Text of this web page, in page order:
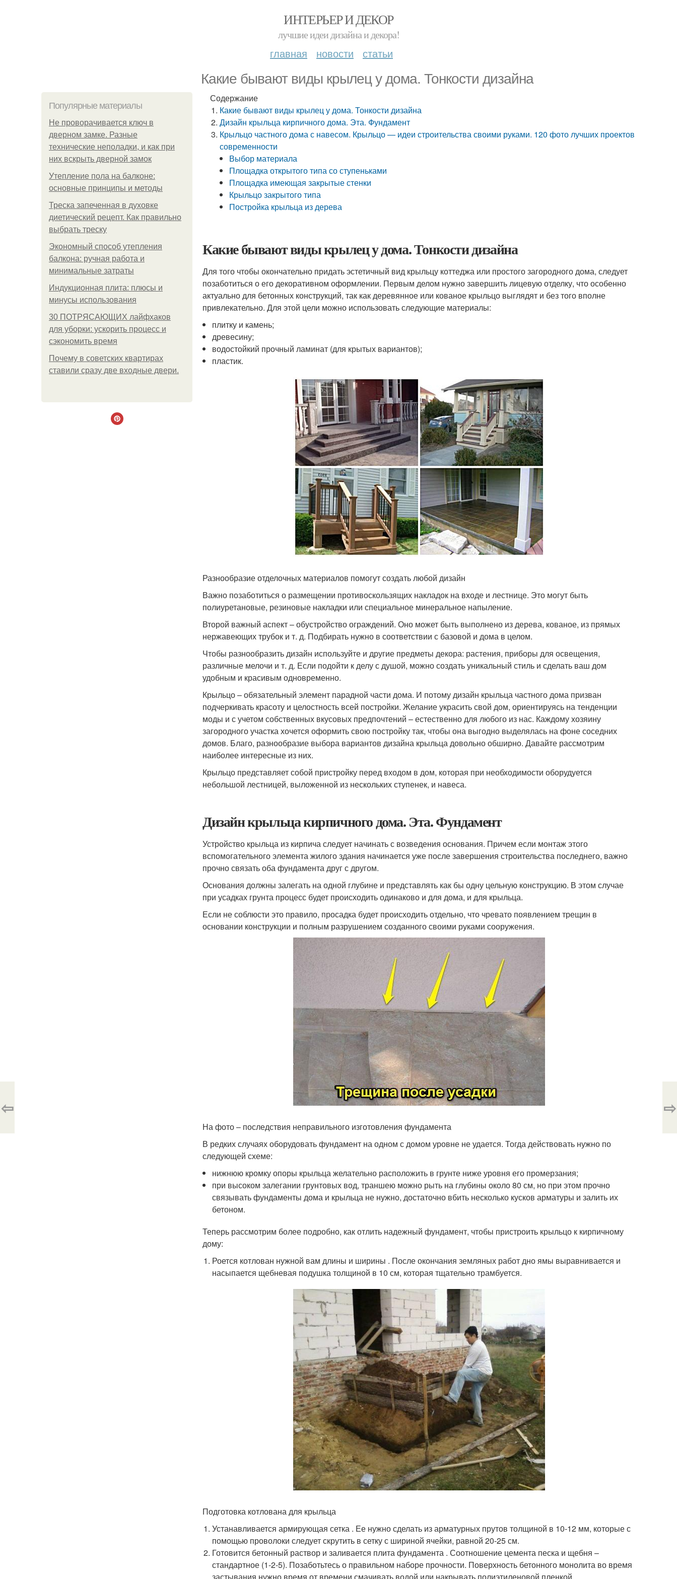
ИНТЕРЬЕР И ДЕКОР
лучшие идеи дизайна и декора!
главная новости статьи
Какие бывают виды крылец у дома. Тонкости дизайна
Популярные материалы
Не проворачивается ключ в
дверном замке. Разные
технические неполадки, и как при
них вскрыть дверной замок
Утепление пола на балконе:
основные принципы и методы
Треска запеченная в духовке
диетический рецепт. Как правильно
выбрать треску
Экономный способ утепления
балкона: ручная работа и
минимальные затраты
Индукционная плита: плюсы и
минусы использования
30 ПОТРЯСАЮЩИХ лайфхаков
для уборки: ускорить процесс и
сэкономить время
Почему в советских квартирах
ставили сразу две входные двери.
Содержание
Какие бывают виды крылец у дома. Тонкости дизайна
Дизайн крыльца кирпичного дома. Эта. Фундамент
Крыльцо частного дома с навесом. Крыльцо — идеи строительства своими руками. 120 фото лучших проектов
современности
Выбор материала
Площадка открытого типа со ступеньками
Площадка имеющая закрытые стенки
Крыльцо закрытого типа
Постройка крыльца из дерева
Какие бывают виды крылец у дома. Тонкости дизайна
Для того чтобы окончательно придать эстетичный вид крыльцу коттеджа или простого загородного дома, следует
позаботиться о его декоративном оформлении. Первым делом нужно завершить лицевую отделку, что особенно
актуально для бетонных конструкций, так как деревянное или кованое крыльцо выглядят и без того вполне
привлекательно. Для этой цели можно использовать следующие материалы:
плитку и камень;
древесину;
водостойкий прочный ламинат (для крытых вариантов);
пластик.
Разнообразие отделочных материалов помогут создать любой дизайн
Важно позаботиться о размещении противоскользящих накладок на входе и лестнице. Это могут быть
полиуретановые, резиновые накладки или специальное минеральное напыление.
Второй важный аспект – обустройство ограждений. Оно может быть выполнено из дерева, кованое, из прямых
нержавеющих трубок и т. д. Подбирать нужно в соответствии с базовой и дома в целом.
Чтобы разнообразить дизайн используйте и другие предметы декора: растения, приборы для освещения,
различные мелочи и т. д. Если подойти к делу с душой, можно создать уникальный стиль и сделать ваш дом
удобным и красивым одновременно.
Крыльцо – обязательный элемент парадной части дома. И потому дизайн крыльца частного дома призван
подчеркивать красоту и целостность всей постройки. Желание украсить свой дом, ориентируясь на тенденции
моды и с учетом собственных вкусовых предпочтений – естественно для любого из нас. Каждому хозяину
загородного участка хочется оформить свою постройку так, чтобы она выгодно выделялась на фоне соседних
домов. Благо, разнообразие выбора вариантов дизайна крыльца довольно обширно. Давайте рассмотрим
наиболее интересные из них.
Крыльцо представляет собой пристройку перед входом в дом, которая при необходимости оборудуется
небольшой лестницей, выложенной из нескольких ступенек, и навеса.
Дизайн крыльца кирпичного дома. Эта. Фундамент
Устройство крыльца из кирпича следует начинать с возведения основания. Причем если монтаж этого
вспомогательного элемента жилого здания начинается уже после завершения строительства последнего, важно
прочно связать оба фундамента друг с другом.
Основания должны залегать на одной глубине и представлять как бы одну цельную конструкцию. В этом случае
при усадках грунта процесс будет происходить одинаково и для дома, и для крыльца.
Если не соблюсти это правило, просадка будет происходить отдельно, что чревато появлением трещин в
основании конструкции и полным разрушением созданного своими руками сооружения.
На фото – последствия неправильного изготовления фундамента
В редких случаях оборудовать фундамент на одном с домом уровне не удается. Тогда действовать нужно по
следующей схеме:
нижнюю кромку опоры крыльца желательно расположить в грунте ниже уровня его промерзания;
при высоком залегании грунтовых вод, траншею можно рыть на глубины около 80 см, но при этом прочно
связывать фундаменты дома и крыльца не нужно, достаточно вбить несколько кусков арматуры и залить их
бетоном.
Теперь рассмотрим более подробно, как отлить надежный фундамент, чтобы пристроить крыльцо к кирпичному
дому:
Роется котлован нужной вам длины и ширины . После окончания земляных работ дно ямы выравнивается и
насыпается щебневая подушка толщиной в 10 см, которая тщательно трамбуется.
Подготовка котлована для крыльца
Устанавливается армирующая сетка . Ее нужно сделать из арматурных прутов толщиной в 10-12 мм, которые с
помощью проволоки следует скрутить в сетку с шириной ячейки, равной 20-25 см.
Готовится бетонный раствор и заливается плита фундамента . Соотношение цемента песка и щебня –
стандартное (1-2-5). Позаботьтесь о правильном наборе прочности. Поверхность бетонного монолита во время
⇦ ⇨